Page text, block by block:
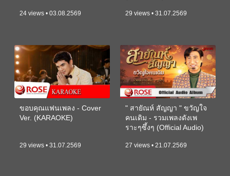
24 views • 03.08.2569 29 views • 31.07.2569
ขอบคุณแฟนเพลง - Cover
Ver. (KARAOKE)
29 views • 31.07.2569
" สายัณห์ สัญญา " ขวัญใจ
คนเดิม - รวมเพลงดังเพ
ราะๆซึ้งๆ (Official Audio)
27 views • 21.07.2569